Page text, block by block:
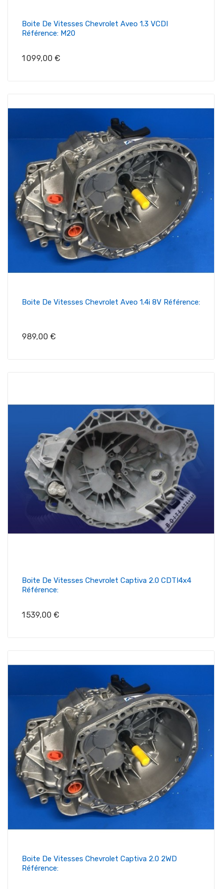
Boite De Vitesses Chevrolet Aveo 1.3 VCDI
Référence: M20
Prix
1 099,00 €
Boite De Vitesses Chevrolet Aveo 1.4i 8V Référence:
Prix
989,00 €
Boite De Vitesses Chevrolet Captiva 2.0 CDTI4x4
Référence:
Prix
1 539,00 €
Boite De Vitesses Chevrolet Captiva 2.0 2WD
Référence: